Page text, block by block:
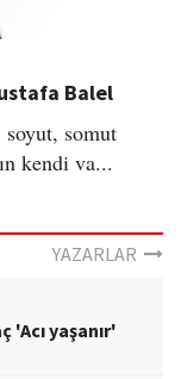
Balel
somut
kendi va...
YAZARLAR
'Acı yaşanır'